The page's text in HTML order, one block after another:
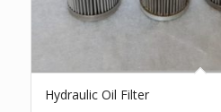
Hydraulic Oil Filter